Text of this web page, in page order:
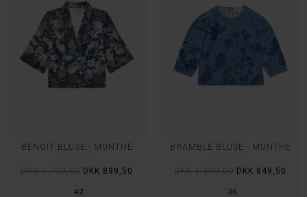
42
BENOIT BLUSE - MUNTHE
DKK 1.799,00 DKK 899,50
36
BRAMBLE BLUSE - MUNTHE
DKK 1.699,00 DKK 849,50